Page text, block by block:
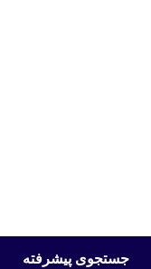
جستجوی پیشرفته